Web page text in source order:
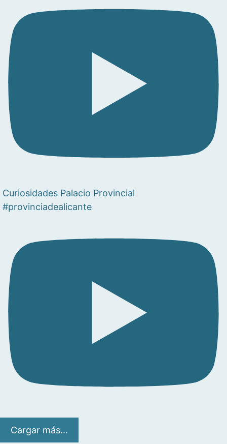
Curiosidades Palacio Provincial
#provinciadealicante
Cargar más...